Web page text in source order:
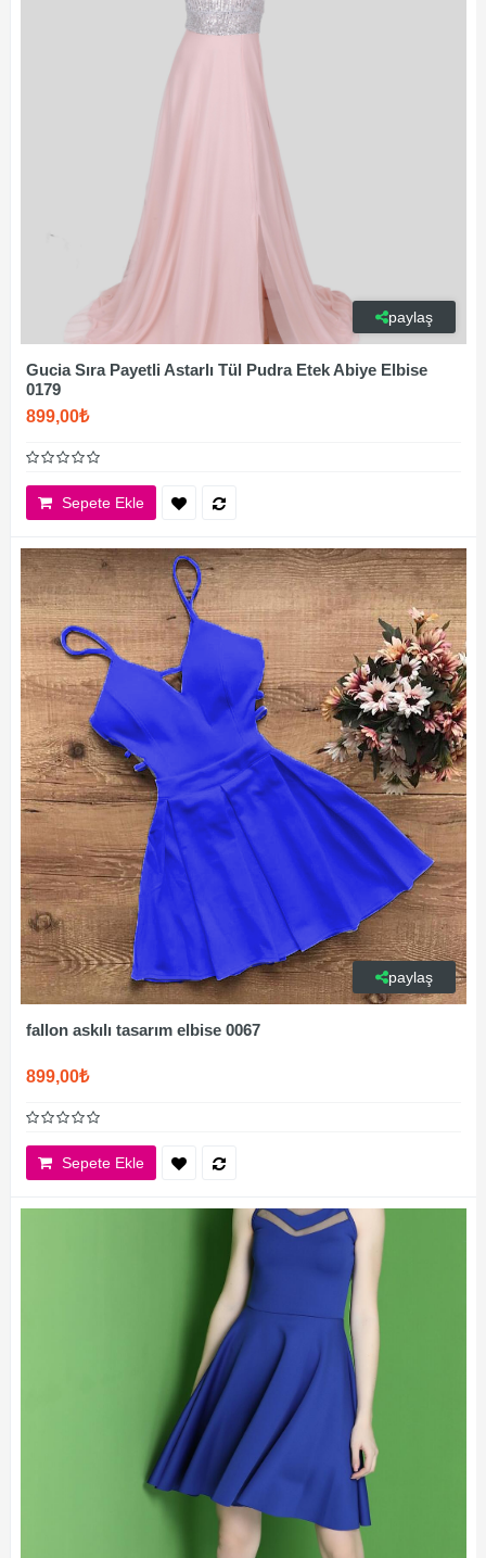
paylaş
Gucia Sıra Payetli Astarlı Tül Pudra Etek Abiye Elbise
0179
899,00₺
Sepete Ekle
paylaş
fallon askılı tasarım elbise 0067
899,00₺
Sepete Ekle